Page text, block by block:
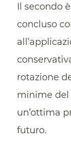
Il secondo è
concluso
rotazione
minime del
un’ottima
futuro.